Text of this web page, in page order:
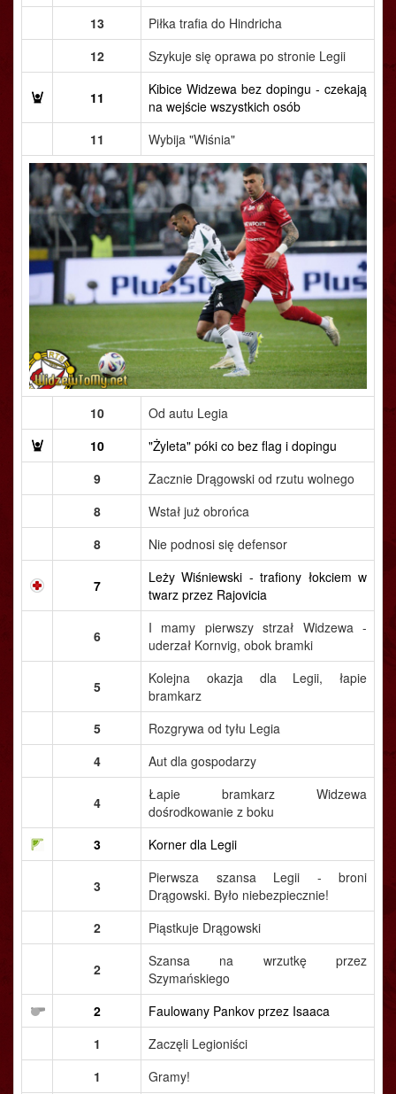
13
Piłka trafia do Hindricha
12
Szykuje się oprawa po stronie Legii
11
Kibice Widzewa bez dopingu - czekają
na wejście wszystkich osób
11
Wybija "Wiśnia"
10
Od autu Legia
10
"Żyleta" póki co bez flag i dopingu
9
Zacznie Drągowski od rzutu wolnego
8
Wstał już obrońca
8
Nie podnosi się defensor
7
Leży Wiśniewski - trafiony łokciem w
twarz przez Rajovicia
6
I mamy pierwszy strzał Widzewa -
uderzał Kornvig, obok bramki
5
Kolejna okazja dla Legii, łapie
bramkarz
5
Rozgrywa od tyłu Legia
4
Aut dla gospodarzy
4
Łapie bramkarz Widzewa
dośrodkowanie z boku
3
Korner dla Legii
3
Pierwsza szansa Legii - broni
Drągowski. Było niebezpiecznie!
2
Piąstkuje Drągowski
2
Szansa na wrzutkę przez
Szymańskiego
2
Faulowany Pankov przez Isaaca
1
Zaczęli Legioniści
1
Gramy!